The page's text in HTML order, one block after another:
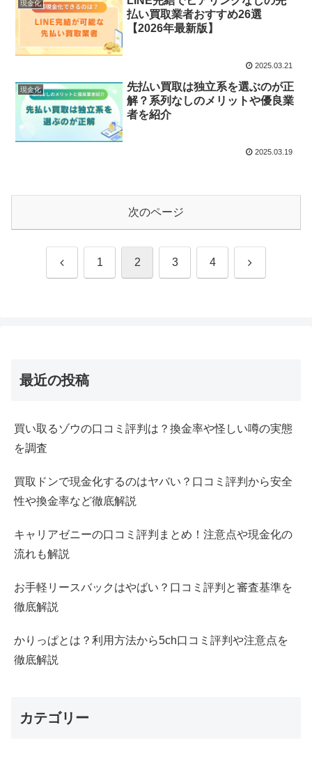
現金化
払い買取業者おすすめ26選
【2026年最新版】
2025.03.21
現金化
先払い買取は独立系を選ぶのが正
解？系列なしのメリットや優良業
者を紹介
2025.03.19
次のページ
前 1 2 3 4 次
最近の投稿
買い取るゾウの口コミ評判は？換金率や怪しい噂の実態
を調査
買取ドンで現金化するのはヤバい？口コミ評判から安全
性や換金率など徹底解説
キャリアゼニーの口コミ評判まとめ！注意点や現金化の
流れも解説
お手軽リースバックはやばい？口コミ評判と審査基準を
徹底解説
かりっぱとは？利用方法から5ch口コミ評判や注意点を
徹底解説
カテゴリー